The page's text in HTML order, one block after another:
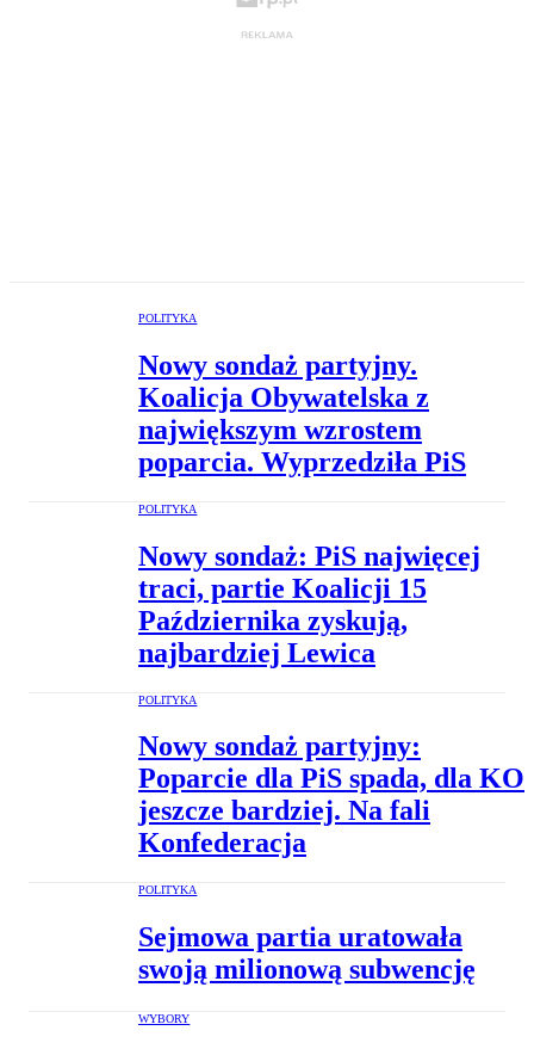
POLITYKA
Nowy sondaż partyjny.
Koalicja Obywatelska z
największym wzrostem
poparcia. Wyprzedziła PiS
POLITYKA
Nowy sondaż: PiS najwięcej
traci, partie Koalicji 15
Października zyskują,
najbardziej Lewica
POLITYKA
Nowy sondaż partyjny:
Poparcie dla PiS spada, dla KO
jeszcze bardziej. Na fali
Konfederacja
POLITYKA
Sejmowa partia uratowała
swoją milionową subwencję
WYBORY